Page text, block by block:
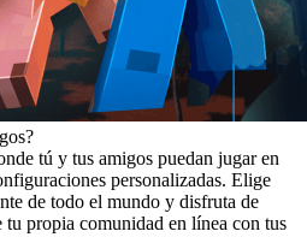
tú y tus amigos puedan jugar en
personalizadas. Elige
de todo el mundo y disfruta de
tu propia comunidad en línea con tus